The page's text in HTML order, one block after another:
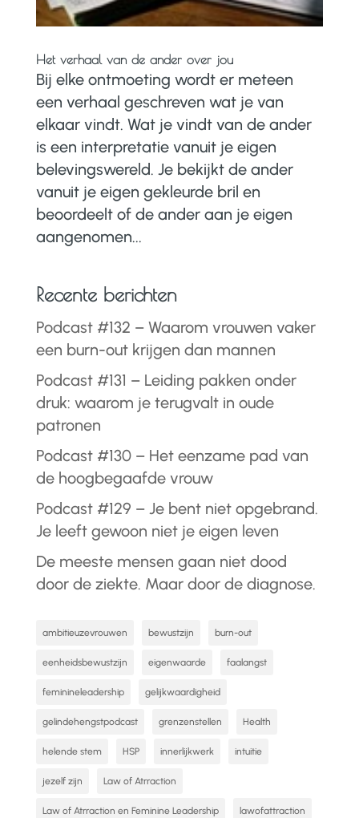
Het verhaal van de ander over jou
Bij elke ontmoeting wordt er meteen
een verhaal geschreven wat je van
elkaar vindt. Wat je vindt van de ander
is een interpretatie vanuit je eigen
belevingswereld. Je bekijkt de ander
vanuit je eigen gekleurde bril en
beoordeelt of de ander aan je eigen
aangenomen...
Recente berichten
Podcast #132 – Waarom vrouwen vaker
een burn-out krijgen dan mannen
Podcast #131 – Leiding pakken onder
druk: waarom je terugvalt in oude
patronen
Podcast #130 – Het eenzame pad van
de hoogbegaafde vrouw
Podcast #129 – Je bent niet opgebrand.
Je leeft gewoon niet je eigen leven
De meeste mensen gaan niet dood
door de ziekte. Maar door de diagnose.
ambitieuzevrouwen bewustzijn burn-out
eenheidsbewustzijn eigenwaarde faalangst
feminineleadership gelijkwaardigheid
gelindehengstpodcast grenzenstellen Health
helende stem HSP innerlijkwerk intuitie
jezelf zijn Law of Atrraction
Law of Atrraction en Feminine Leadership lawofattraction